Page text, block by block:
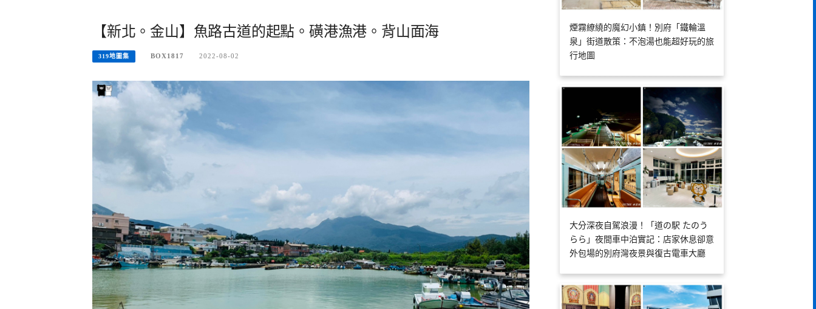
【新北。金山】魚路古道的起點。磺港漁港。背山面海
319地圖集 BOX1817 2022-08-02
煙霧繚繞的魔幻小鎮！別府「鐵輪溫
泉」街道散策：不泡湯也能超好玩的旅
行地圖
大分深夜自駕浪漫！「道の駅 たのう
らら」夜間車中泊實記：店家休息卻意
外包場的別府灣夜景與復古電車大廳